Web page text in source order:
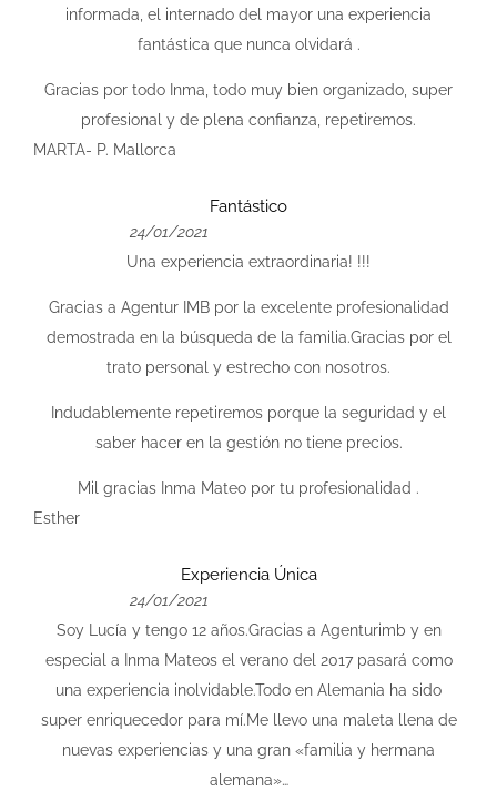
informada, el internado del mayor una experiencia
fantástica que nunca olvidará .
Gracias por todo Inma, todo muy bien organizado, super
profesional y de plena confianza, repetiremos.
MARTA- P. Mallorca
Fantástico
24/01/2021
Una experiencia extraordinaria! !!!
Gracias a Agentur IMB por la excelente profesionalidad
demostrada en la búsqueda de la familia.Gracias por el
trato personal y estrecho con nosotros.
Indudablemente repetiremos porque la seguridad y el
saber hacer en la gestión no tiene precios.
Mil gracias Inma Mateo por tu profesionalidad .
Esther
Experiencia Única
24/01/2021
Soy Lucía y tengo 12 años.Gracias a Agenturimb y en
especial a Inma Mateos el verano del 2017 pasará como
una experiencia inolvidable.Todo en Alemania ha sido
super enriquecedor para mí.Me llevo una maleta llena de
nuevas experiencias y una gran «familia y hermana
alemana»…